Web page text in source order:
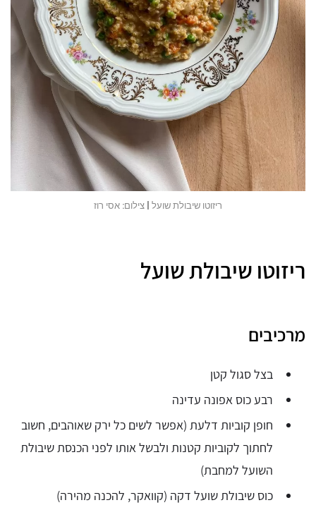
ריזוטו שיבולת שועל | צילום: אסי רוז
ריזוטו שיבולת שועל
מרכיבים
בצל סגול קטן
רבע כוס אפונה עדינה
חופן קוביות דלעת (אפשר לשים כל ירק שאוהבים, חשוב
לחתוך לקוביות קטנות ולבשל אותו לפני הכנסת שיבולת
השועל למחבת)
כוס שיבולת שועל דקה (קוואקר, להכנה מהירה)